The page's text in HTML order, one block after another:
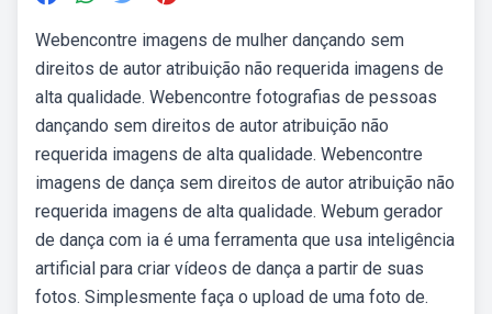
Webencontre imagens de mulher dançando sem
direitos de autor atribuição não requerida imagens de
alta qualidade. Webencontre fotografias de pessoas
dançando sem direitos de autor atribuição não
requerida imagens de alta qualidade. Webencontre
imagens de dança sem direitos de autor atribuição não
requerida imagens de alta qualidade. Webum gerador
de dança com ia é uma ferramenta que usa inteligência
artificial para criar vídeos de dança a partir de suas
fotos. Simplesmente faça o upload de uma foto de.